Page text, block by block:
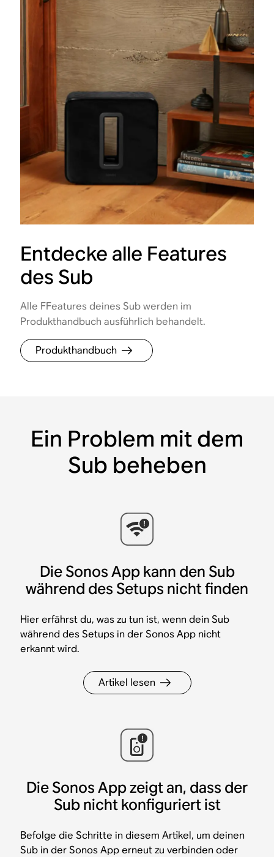
Entdecke alle Features
des Sub
Alle FFeatures deines Sub werden im
Produkthandbuch ausführlich behandelt.
Produkthandbuch
Ein Problem mit dem
Sub beheben
Die Sonos App kann den Sub
während des Setups nicht finden
Hier erfährst du, was zu tun ist, wenn dein Sub
während des Setups in der Sonos App nicht
erkannt wird.
Artikel lesen
Die Sonos App zeigt an, dass der
Sub nicht konfiguriert ist
Befolge die Schritte in diesem Artikel, um deinen
Sub in der Sonos App erneut zu verbinden oder